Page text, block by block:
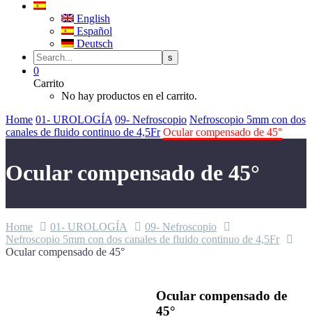
English
Español
Deutsch
0
Carrito
No hay productos en el carrito.
Home 01- UROLOGÍA 09- Nefroscopio Nefroscopio 5mm con dos
canales de fluido continuo de 4,5Fr Ocular compensado de 45°
Ocular compensado de 45°
Home 01- UROLOGÍA
09- Nefroscopio
Nefroscopio 5mm con dos canales de fluido continuo de 4,5Fr
Ocular compensado de 45°
Ocular compensado de
45°